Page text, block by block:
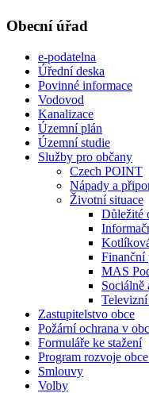
Obecní úřad
e-podatelna
Úřední deska
Povinné informace
Vodovod
Kanalizace
Územní plán
Územní studie
Služby pro občany
Czech POINT
Nápady a
Životní situace
Důležité
Finanční
MAS
Sociálně
Zastupitelstvo obce
Požární ochrana v
Formuláře ke stažení
Program rozvoje
Smlouvy
Volby